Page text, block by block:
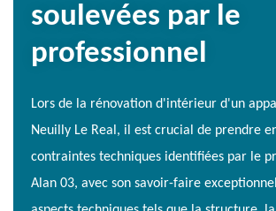
soulevées par le
professionnel
Lors de la rénovation d'intérieur d'un
Neuilly Le Real, il est crucial de prendre
contraintes techniques identifiées par le
Alan 03, avec son savoir-faire